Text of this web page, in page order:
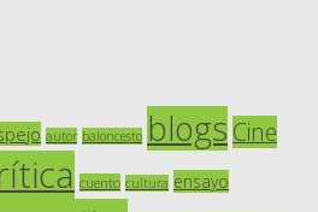
autor baloncesto blogs Cine
cuento cultura ensayo